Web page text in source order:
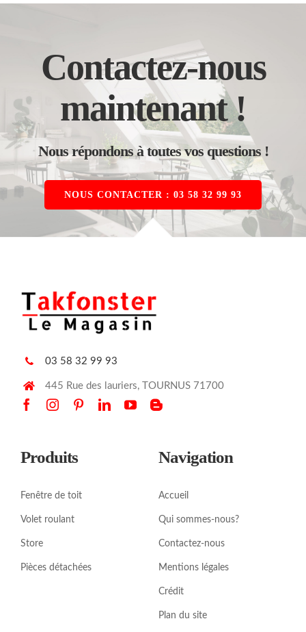
Contactez-nous
maintenant !
Nous répondons à toutes vos questions !
NOUS CONTACTER : 03 58 32 99 93
03 58 32 99 93
445 Rue des lauriers, TOURNUS 71700
Produits
Fenêtre de toit
Volet roulant
Store
Pièces détachées
Navigation
Accueil
Qui sommes-nous?
Contactez-nous
Mentions légales
Crédit
Plan du site